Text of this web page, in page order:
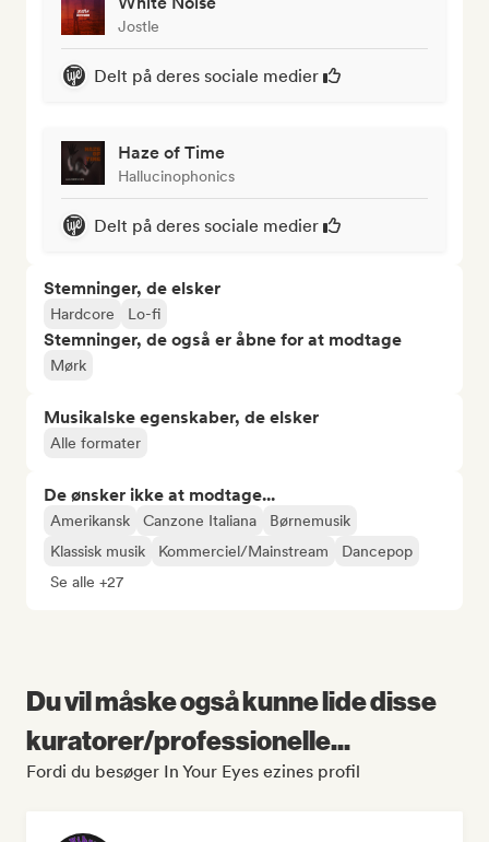
Jostle
Delt på deres sociale medier
Haze of Time
Hallucinophonics
Delt på deres sociale medier
Stemninger, de elsker
Hardcore Lo-fi
Stemninger, de også er åbne for at modtage
Mørk
Musikalske egenskaber, de elsker
Alle formater
De ønsker ikke at modtage...
Amerikansk Canzone Italiana
Børnemusik
Klassisk musik
Kommerciel/Mainstream
Dancepop
Se alle +27
Du vil måske også kunne lide disse
kuratorer/professionelle...
Fordi du besøger In Your Eyes ezines profil